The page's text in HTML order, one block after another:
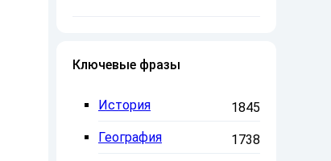
Ключевые фразы
История
1845
География
1738